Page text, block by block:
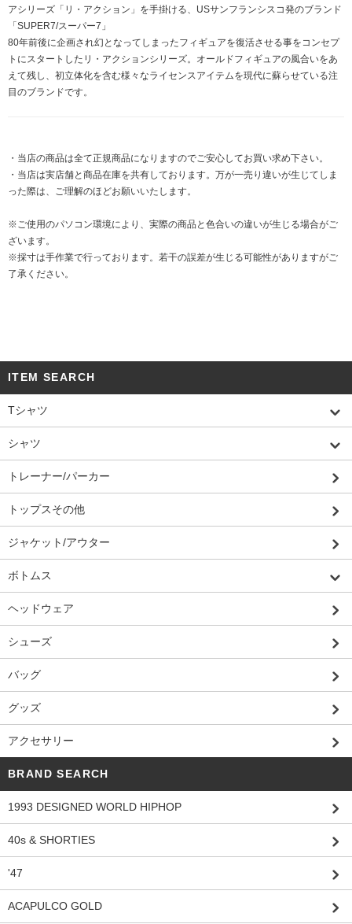
アシリーズ「リ・アクション」を手掛ける、USサンフランシスコ発のブランド
「SUPER7/スーパー7」
80年前後に企画され幻となってしまったフィギュアを復活させる事をコンセプ
トにスタートしたリ・アクションシリーズ。オールドフィギュアの風合いをあ
えて残し、初立体化を含む様々なライセンスアイテムを現代に蘇らせている注
目のブランドです。
・当店の商品は全て正規商品になりますのでご安心してお買い求め下さい。
・当店は実店舗と商品在庫を共有しております。万が一売り違いが生じてしま
った際は、ご理解のほどお願いいたします。
※ご使用のパソコン環境により、実際の商品と色合いの違いが生じる場合がご
ざいます。
※採寸は手作業で行っております。若干の誤差が生じる可能性がありますがご
了承ください。
ITEM SEARCH
Tシャツ
シャツ
トレーナー/パーカー
トップスその他
ジャケット/アウター
ボトムス
ヘッドウェア
シューズ
バッグ
グッズ
アクセサリー
BRAND SEARCH
1993 DESIGNED WORLD HIPHOP
40s & SHORTIES
'47
ACAPULCO GOLD